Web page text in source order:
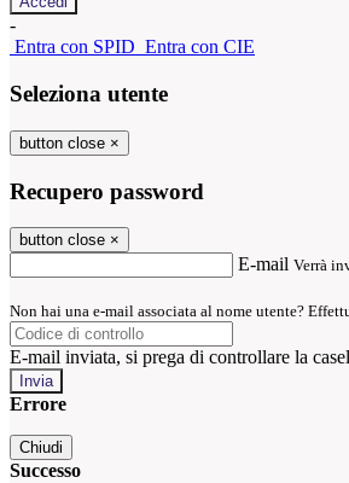
-
Entra con SPID Entra con CIE
Seleziona utente
button close ×
Recupero password
button close ×
E-mail Verrà
Non hai una e-mail associata al nome utente?
E-mail inviata, si prega di controllare la
Errore
Chiudi
Successo